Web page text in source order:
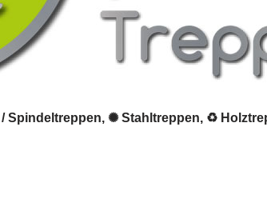
Spindeltreppen, ✺ Stahltreppen, ♻